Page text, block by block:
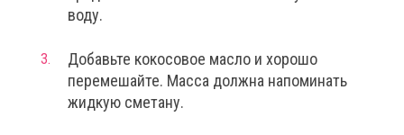
воду.
Добавьте кокосовое масло и хорошо
перемешайте. Масса должна напоминать
жидкую сметану.